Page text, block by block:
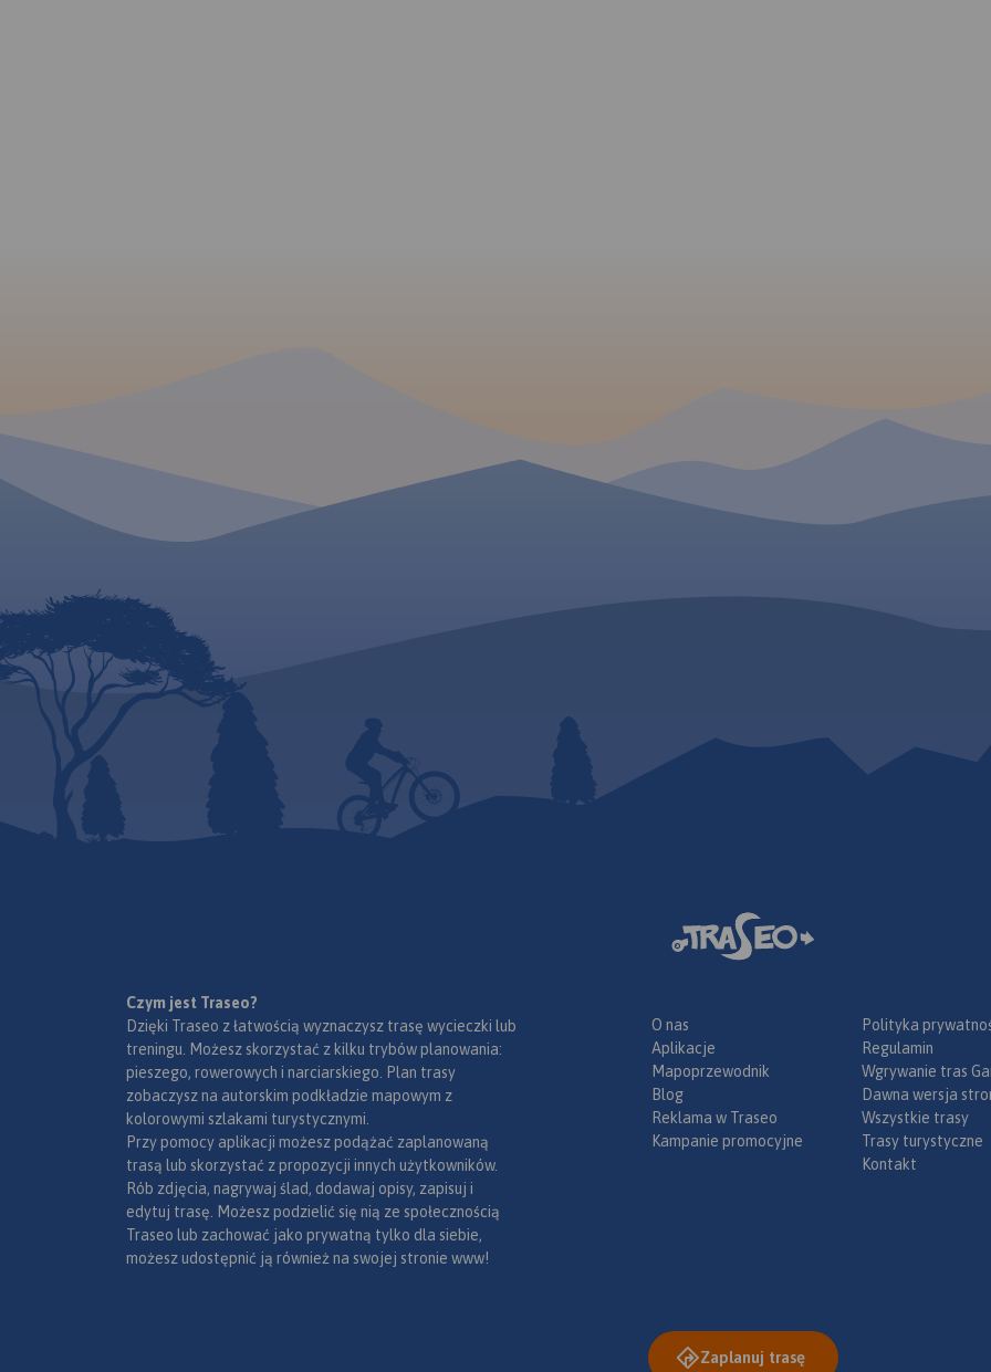
Czym jest Traseo?
Dzięki Traseo z łatwością wyznaczysz trasę wycieczki lub
treningu. Możesz skorzystać z kilku trybów planowania:
pieszego, rowerowych i narciarskiego. Plan trasy
zobaczysz na autorskim podkładzie mapowym z
kolorowymi szlakami turystycznymi.
Przy pomocy aplikacji możesz podążać zaplanowaną
trasą lub skorzystać z propozycji innych użytkowników.
Rób zdjęcia, nagrywaj ślad, dodawaj opisy, zapisuj i
edytuj trasę. Możesz podzielić się nią ze społecznością
Traseo lub zachować jako prywatną tylko dla siebie,
możesz udostępnić ją również na swojej stronie www!
O nas
Aplikacje
Mapoprzewodnik
Blog
Reklama w Traseo
Kampanie promocyjne
Polityka
Regulamin
Wgrywanie tras
Dawna wersja
Wszystkie trasy
Trasy turystyczne
Kontakt
Zaplanuj trasę